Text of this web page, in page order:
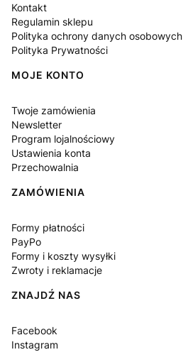
Kontakt
Regulamin sklepu
Polityka ochrony danych osobowych
Polityka Prywatności
MOJE KONTO
Twoje zamówienia
Newsletter
Program lojalnościowy
Ustawienia konta
Przechowalnia
ZAMÓWIENIA
Formy płatności
PayPo
Formy i koszty wysyłki
Zwroty i reklamacje
ZNAJDŹ NAS
Facebook
Instagram